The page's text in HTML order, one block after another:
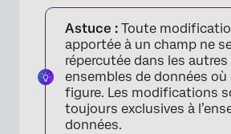
Astuce : Toute
apportée à un champ ne
répercutée dans les autres
ensembles de données où
figure. Les modifications
toujours exclusives à
données.